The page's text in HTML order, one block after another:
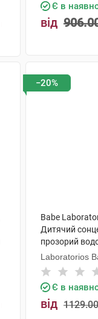
Є в
від
−20%
Babe
Дитячий
прозорий
матувальним
мл 1 флакон
Laboratorios
Є в
від 1129.00